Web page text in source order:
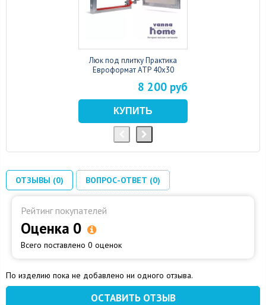
Люк под плитку Практика
Евроформат АТР 40x30
8 200 руб
ОТЗЫВЫ (0) ВОПРОС-ОТВЕТ (0)
Рейтинг покупателей
Оценка 0
Всего поставлено 0 оценок
По изделию пока не добавлено ни одного отзыва.
ОСТАВИТЬ ОТЗЫВ